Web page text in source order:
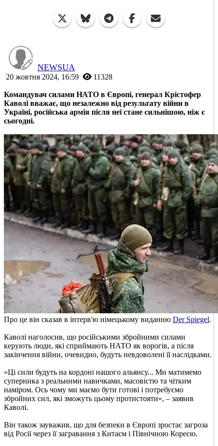
NEWSUA
20 жовтня 2024, 16:59 11328
Командувач силами НАТО в Європі, генерал Крістофер
Каволі вважає, що незалежно від результату війни в
Україні, російська армія після неї стане сильнішою, ніж є
сьогодні.
Про це він сказав в інтерв'ю німецькому виданню Der Spiegel.
Каволі наголосив, що російськими збройними силами
керують люди, які сприймають НАТО як ворогів, а після
закінчення війни, очевидно, будуть невдоволені її наслідками.
«Ці сили будуть на кордоні нашого альянсу... Ми матимемо
суперника з реальними навичками, масовістю та чітким
наміром. Ось чому ми маємо бути готові і потребуємо
збройних сил, які зможуть цьому протистояти», – заявив
Каволі.
Він також зауважив, що для безпеки в Європі зростає загроза
від Росії через її загравання з Китаєм і Північною Кореєю.